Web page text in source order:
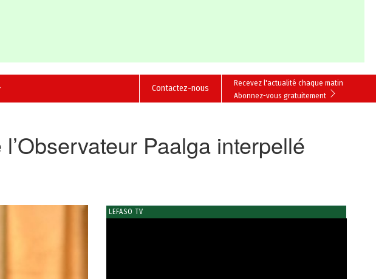
Recevez l'actualité chaque matin
Abonnez-vous gratuitement
Contactez-nous
Paalga interpellé
LEFASO TV